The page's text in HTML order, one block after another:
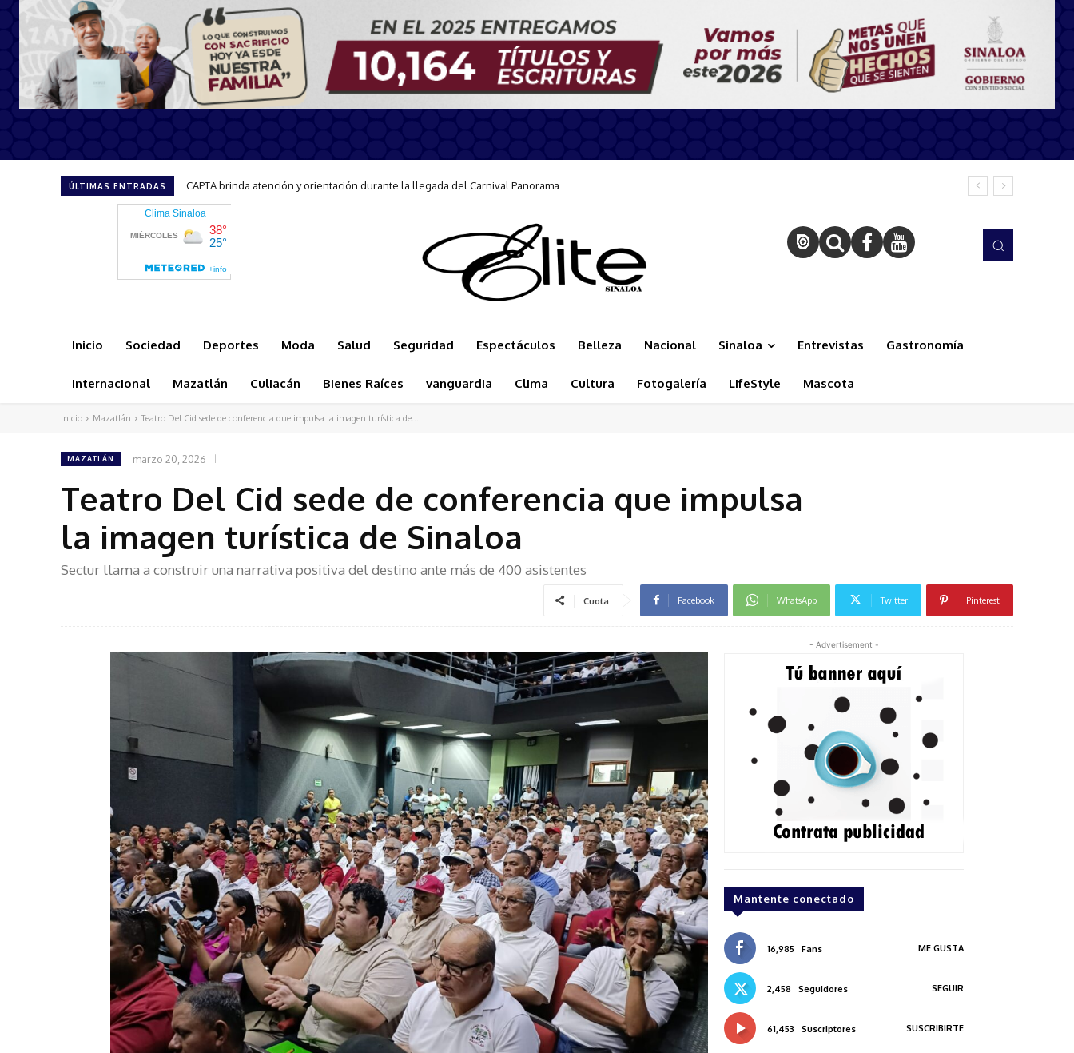
ÚLTIMAS ENTRADAS Invita Gobernadora Yeraldine a sumarse a la Jornada Nacional de Reforestación
Inicio Sociedad Deportes Moda Salud Seguridad Espectáculos Belleza Nacional Sinaloa Entrevistas Gastronomía
Internacional Mazatlán Culiacán Bienes Raíces vanguardia Clima Cultura Fotogalería LifeStyle Mascota
Inicio Mazatlán Teatro Del Cid sede de conferencia que impulsa la imagen turística de...
MAZATLÁN marzo 20, 2026
Teatro Del Cid sede de conferencia que impulsa
la imagen turística de Sinaloa
Sectur llama a construir una narrativa positiva del destino ante más de 400 asistentes
Cuota Facebook WhatsApp Twitter Pinterest
- Advertisement -
Mantente conectado
16,985 Fans ME GUSTA
2,458 Seguidores SEGUIR
61,453 Suscriptores SUSCRIBIRTE